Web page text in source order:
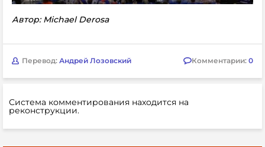
Автор:Michael Derosa
Перевод: Андрей Лозовский Комментарии: 0
Система комментирования находится на
реконструкции.